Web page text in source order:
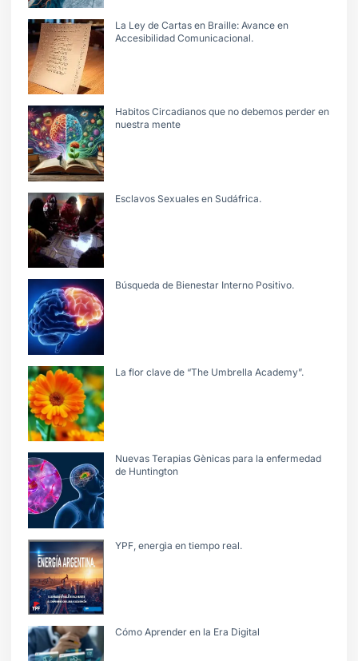
La Ley de Cartas en Braille: Avance en
Accesibilidad Comunicacional.
Habitos Circadianos que no debemos perder en
nuestra mente
Esclavos Sexuales en Sudáfrica.
Búsqueda de Bienestar Interno Positivo.
La flor clave de “The Umbrella Academy”.
Nuevas Terapias Gènicas para la enfermedad
de Huntington
YPF, energìa en tiempo real.
Cómo Aprender en la Era Digital